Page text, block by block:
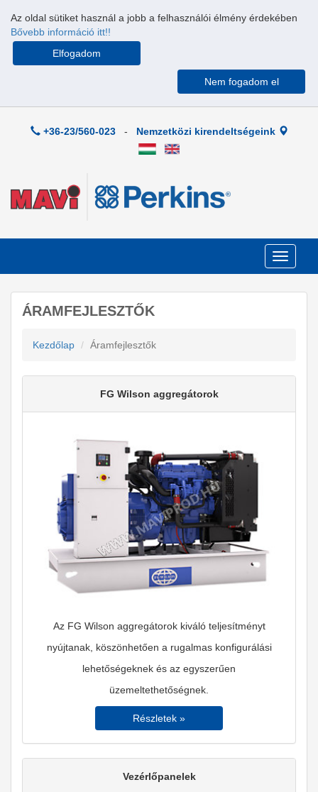
Az oldal sütiket használ a jobb a felhasználói élmény érdekében
Bővebb információ itt!!
Elfogadom
Nem fogadom el
+36-23/560-023- Nemzetközi kirendeltségeink
Toggle
ÁRAMFEJLESZTŐK
Kezdőlap Áramfejlesztők
FG Wilson aggregátorok
Az FG Wilson aggregátorok kiváló teljesítményt
nyújtanak, köszönhetően a rugalmas konfigurálási
lehetőségeknek és az egyszerűen
üzemeltethetőségnek.
Részletek »
Vezérlőpanelek